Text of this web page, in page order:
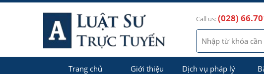
Call us:(028)
Trang chủ Giới thiệu Dịch vụ pháp lý